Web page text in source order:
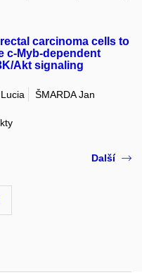
carcinoma cells to
c-Myb-dependent
Akt signaling
ŠMARDA Jan
Další